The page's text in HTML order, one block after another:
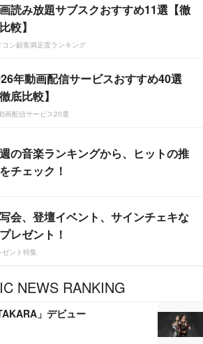
読み放題サブスクおすすめ11選【徹
較】
コン顧客満足度ランキング
年動画配信サービスおすすめ40選
徹底比較】
画配信サービス20選
の音楽ランキングから、ヒットの推
チェック！
会、登壇イベント、サインチェキな
レゼント！
ゼント特集
NEWS RANKING
」デビュー